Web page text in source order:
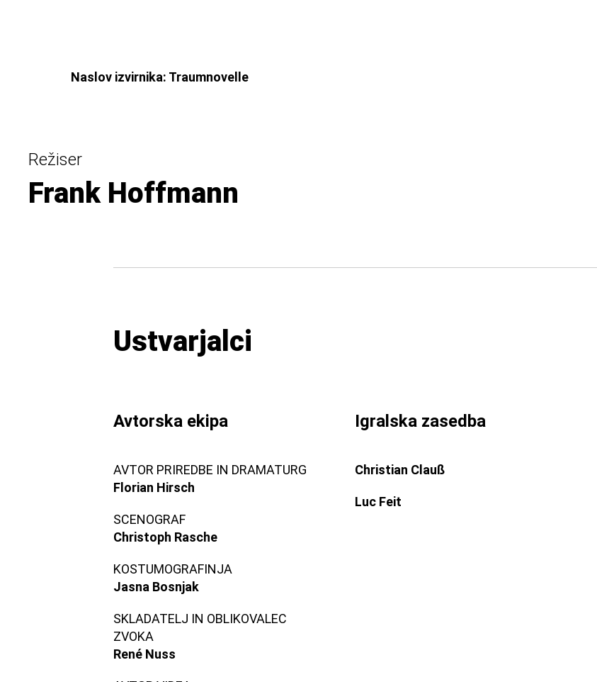
Naslov izvirnika: Traumnovelle
Režiser
Frank Hoffmann
Ustvarjalci
Avtorska ekipa
AVTOR PRIREDBE IN DRAMATURG
Florian Hirsch
SCENOGRAF
Christoph Rasche
KOSTUMOGRAFINJA
Jasna Bosnjak
SKLADATELJ IN OBLIKOVALEC
ZVOKA
René Nuss
Igralska zasedba
Christian Clauß
Luc Feit